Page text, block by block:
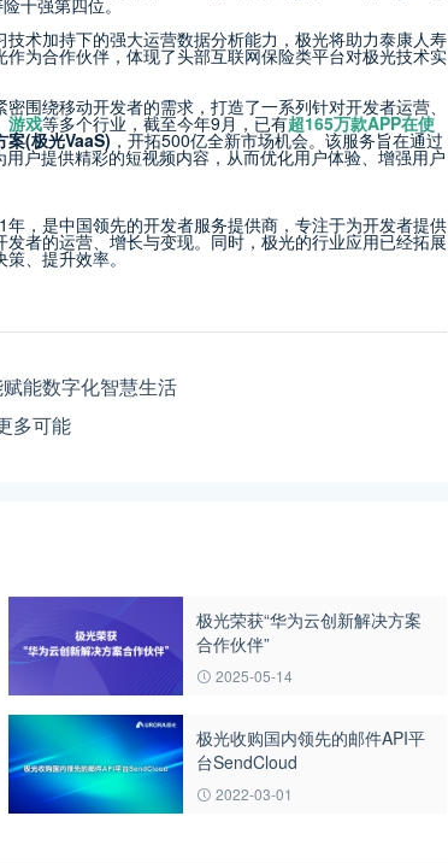
十强第四位。
术加持下的强大运营数据分析能力，极光将助力泰康人寿
为合作伙伴，体现了头部互联网保险类平台对极光技术实
围绕移动开发者的需求，打造了一系列针对开发者运营、
游戏等多个行业，截至今年9月，已有超165万款APP在使
案(极光VaaS) ，开拓500亿全新市场机会。该服务旨在通过
户提供精彩的短视频内容，从而优化用户体验、增强用户
，是中国领先的开发者服务提供商，专注于为开发者提供
发者的运营、增长与变现。同时，极光的行业应用已经拓展
策、提升效率。
能数字化智慧生活
多可能
极光荣获“华为云创新解决方案
合作伙伴”
2025-05-14
极光收购国内领先的邮件API平
台SendCloud
2022-03-01